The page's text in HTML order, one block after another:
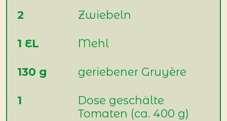
2 Zwiebeln
1 EL Mehl
130 g geriebener Gruyère
1
Dose geschälte
Tomaten (ca. 400 g)